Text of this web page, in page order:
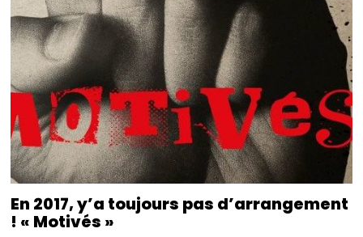
En 2017, y’a toujours pas d’arrangement
! « Motivés »